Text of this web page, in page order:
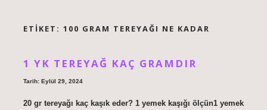
ETIKET: 100 GRAM TEREYAĞI NE KADAR
1 YK TEREYAĞ KAÇ GRAMDIR
Tarih: Eylül 29, 2024
20 gr tereyağı kaç kaşık eder? 1 yemek kaşığı ölçün1 yemek